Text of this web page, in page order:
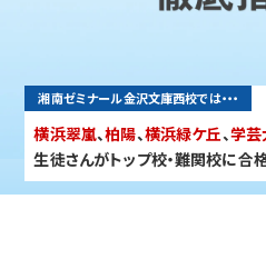
湘ゼミとは？
資料請求・無
湘南ゼミナール金沢文庫西校では・・・
横浜翠嵐、柏陽、横浜緑ケ丘、学芸
生徒さんがトップ校・難関校に合